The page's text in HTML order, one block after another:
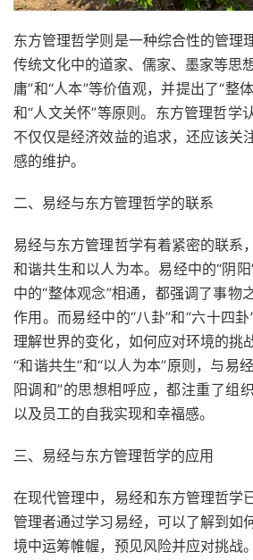
东方管理哲学则是一种综合性的管理
传统文化中的道家、儒家、墨家等思
庸”和“人本”等价值观，并提出了“整
和“人文关怀”等原则。东方管理哲学
不仅仅是经济效益的追求，还应该关
感的维护。
二、易经与东方管理哲学的联系
易经与东方管理哲学有着紧密的联系
和谐共生和以人为本。易经中的“阴
中的“整体观念”相通，都强调了事物
作用。而易经中的“八卦”和“六十四
理解世界的变化，如何应对环境的挑
“和谐共生”和“以人为本”原则，与易
阳调和”的思想相呼应，都注重了组
以及员工的自我实现和幸福感。
三、易经与东方管理哲学的应用
在现代管理中，易经和东方管理哲学
管理者通过学习易经，可以了解到如
境中运筹帷幄，预见风险并应对挑战